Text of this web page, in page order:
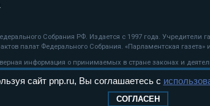
Собрания РФ. Издается с 1997 года.
палат Федерального Собрания. «Парламентская
информация о принимаемых в стране законах и
сайт pnp.ru, Вы соглашаетесь с
СОГЛАСЕН